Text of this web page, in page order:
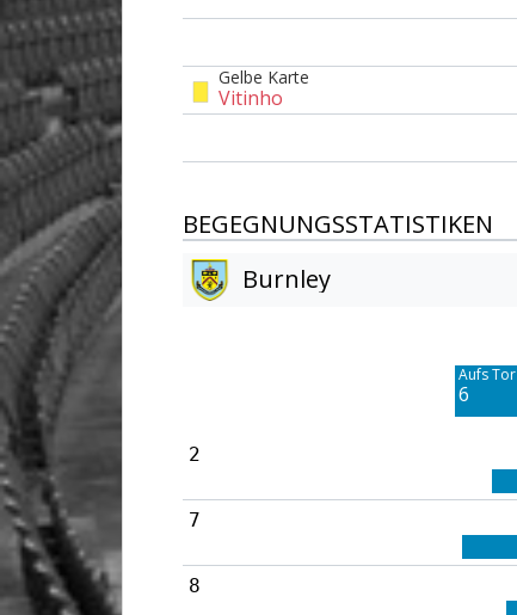
Gelbe Karte
Vitinho
BEGEGNUNGSSTATISTIKEN
Burnley
Aufs Tor
6
2
7
8